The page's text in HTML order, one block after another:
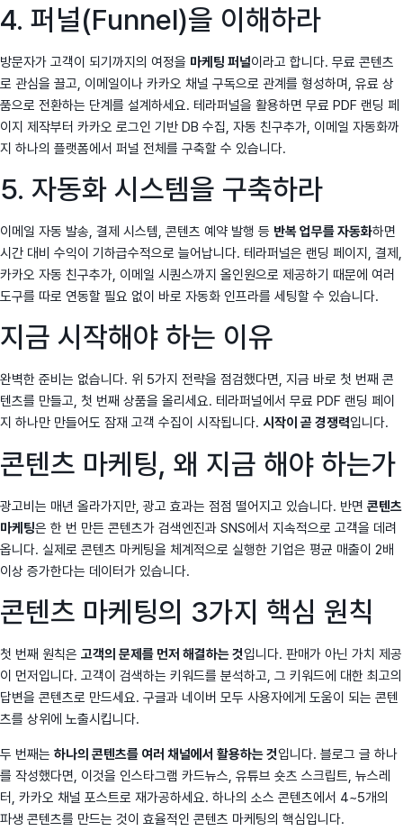
4. 퍼널(Funnel)을 이해하라
방문자가 고객이 되기까지의 여정을 마케팅 퍼널이라고 합니다. 무료 콘텐츠
로 관심을 끌고, 이메일이나 카카오 채널 구독으로 관계를 형성하며, 유료 상
품으로 전환하는 단계를 설계하세요. 테라퍼널을 활용하면 무료 PDF 랜딩 페
이지 제작부터 카카오 로그인 기반 DB 수집, 자동 친구추가, 이메일 자동화까
지 하나의 플랫폼에서 퍼널 전체를 구축할 수 있습니다.
5. 자동화 시스템을 구축하라
이메일 자동 발송, 결제 시스템, 콘텐츠 예약 발행 등 반복 업무를 자동화하면
시간 대비 수익이 기하급수적으로 늘어납니다. 테라퍼널은 랜딩 페이지, 결제,
카카오 자동 친구추가, 이메일 시퀀스까지 올인원으로 제공하기 때문에 여러
도구를 따로 연동할 필요 없이 바로 자동화 인프라를 세팅할 수 있습니다.
지금 시작해야 하는 이유
완벽한 준비는 없습니다. 위 5가지 전략을 점검했다면, 지금 바로 첫 번째 콘
텐츠를 만들고, 첫 번째 상품을 올리세요. 테라퍼널에서 무료 PDF 랜딩 페이
지 하나만 만들어도 잠재 고객 수집이 시작됩니다. 시작이 곧 경쟁력입니다.
콘텐츠 마케팅, 왜 지금 해야 하는가
광고비는 매년 올라가지만, 광고 효과는 점점 떨어지고 있습니다. 반면 콘텐츠
마케팅은 한 번 만든 콘텐츠가 검색엔진과 SNS에서 지속적으로 고객을 데려
옵니다. 실제로 콘텐츠 마케팅을 체계적으로 실행한 기업은 평균 매출이 2배
이상 증가한다는 데이터가 있습니다.
콘텐츠 마케팅의 3가지 핵심 원칙
첫 번째 원칙은 고객의 문제를 먼저 해결하는 것입니다. 판매가 아닌 가치 제공
이 먼저입니다. 고객이 검색하는 키워드를 분석하고, 그 키워드에 대한 최고의
답변을 콘텐츠로 만드세요. 구글과 네이버 모두 사용자에게 도움이 되는 콘텐
츠를 상위에 노출시킵니다.
두 번째는 하나의 콘텐츠를 여러 채널에서 활용하는 것입니다. 블로그 글 하나
를 작성했다면, 이것을 인스타그램 카드뉴스, 유튜브 숏츠 스크립트, 뉴스레
터, 카카오 채널 포스트로 재가공하세요. 하나의 소스 콘텐츠에서 4~5개의
파생 콘텐츠를 만드는 것이 효율적인 콘텐츠 마케팅의 핵심입니다.